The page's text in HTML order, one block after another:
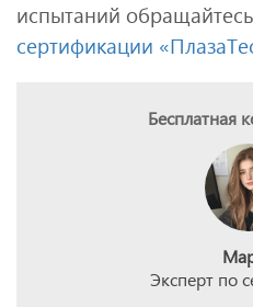
испытаний
сертификации
Бесплатная
Эксперт по